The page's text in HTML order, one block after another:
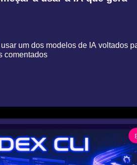
um dos modelos de IA voltados
comentados